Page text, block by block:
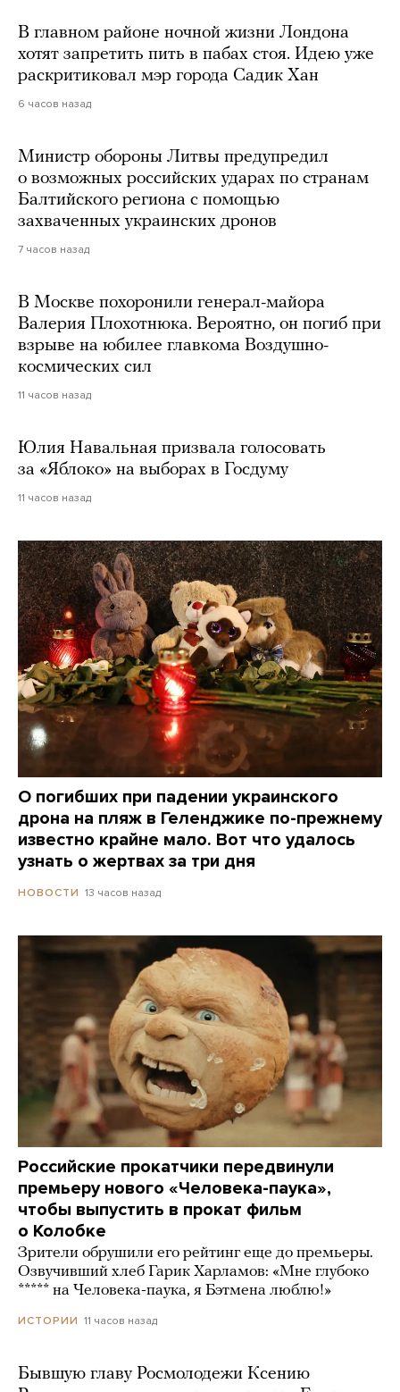
В главном районе ночной жизни Лондона
хотят запретить пить в пабах стоя. Идею уже
раскритиковал мэр города Садик Хан
6 часов назад
Министр обороны Литвы предупредил
о возможных российских ударах по странам
Балтийского региона с помощью
захваченных украинских дронов
7 часов назад
В Москве похоронили генерал-майора
Валерия Плохотнюка. Вероятно, он погиб при
взрыве на юбилее главкома Воздушно-
космических сил
11 часов назад
Юлия Навальная призвала голосовать
за «Яблоко» на выборах в Госдуму
11 часов назад
О погибших при падении украинского
дрона на пляж в Геленджике по-прежнему
известно крайне мало. Вот что удалось
узнать о жертвах за три дня
НОВОСТИ 13 часов назад
Российские прокатчики передвинули
премьеру нового «Человека-паука»,
чтобы выпустить в прокат фильм
о Колобке
Зрители обрушили его рейтинг еще до премьеры.
Озвучивший хлеб Гарик Харламов: «Мне глубоко
***** на Человека-паука, я Бэтмена люблю!»
ИСТОРИИ 11 часов назад
Бывшую главу Росмолодежи Ксению